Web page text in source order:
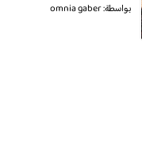
بواسطة: omnia gaber